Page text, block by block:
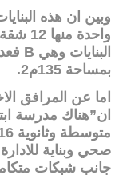
بمساحة 135م2.
اما عن المرافق
صحي وبناية
جانب شبكات